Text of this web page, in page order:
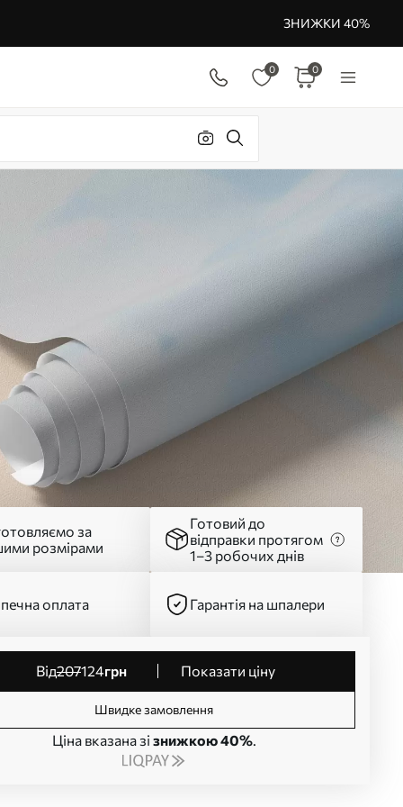
ЗНИЖКИ 40%
0 0
за
розмірами
Готовий до
відправки протягом
1–3 робочих днів
оплата Гарантія на шпалери
від207124грн Показати ціну
Швидке замовлення
Ціна вказана зі знижкою 40%.